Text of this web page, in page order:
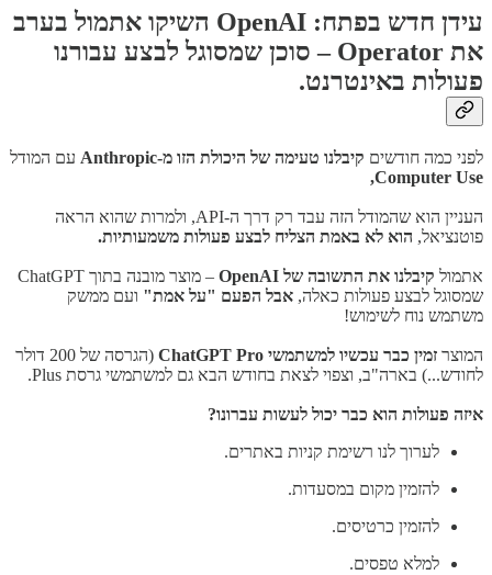
עידן חדש בפתח: OpenAI השיקו אתמול בערב
את Operator – סוכן שמסוגל לבצע עבורנו
פעולות באינטרנט.
לפני כמה חודשים קיבלנו טעימה של היכולת הזו מ-Anthropic
עם המודל
Computer Use,
העניין הוא שהמודל הזה עבד רק דרך ה-API, ולמרות שהוא הראה
פוטנציאל, הוא לא באמת הצליח לבצע פעולות משמעותיות.
אתמול קיבלנו את התשובה של OpenAI
– מוצר מובנה בתוך ChatGPT
שמסוגל לבצע פעולות כאלה, אבל הפעם "על אמת" ועם ממשק
משתמש נוח לשימוש!
המוצר זמין כבר עכשיו למשתמשי ChatGPT Pro
(הגרסה של 200 דולר
לחודש...) בארה"ב, וצפוי לצאת בחודש הבא גם למשתמשי גרסת Plus.
איזה פעולות הוא כבר יכול לעשות עברונו?
לערוך לנו רשימת קניות באתרים.
להזמין מקום במסעדות.
להזמין כרטיסים.
למלא טפסים.